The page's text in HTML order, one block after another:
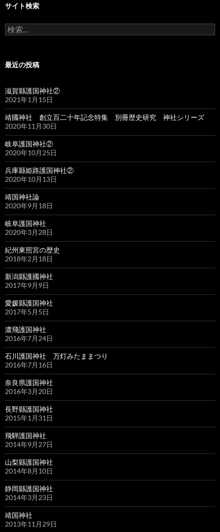
サイト検索
検
索:
最近の投稿
滋賀縣護国神社②
2021年1月15日
靖國神社 創立百二十年記念特集 別冊歴史研究 神社シリーズ
2020年11月30日
岐阜護国神社②
2020年10月25日
兵庫縣姫路護国神社②
2020年10月13日
靖国神社論
2020年9月18日
岐阜護国神社
2020年3月28日
紀州東照宮の歴史
2018年2月18日
新潟縣護國神社
2017年9月9日
愛媛縣護国神社
2017年5月5日
濃飛護国神社
2016年7月24日
石川護国神社 万灯みたままつり
2016年7月16日
奈良県護国神社
2016年3月20日
長野縣護国神社
2015年1月31日
飛騨護国神社
2014年9月27日
山梨縣護国神社
2014年8月10日
静岡縣護国神社
2014年3月23日
靖国神社
2013年11月29日